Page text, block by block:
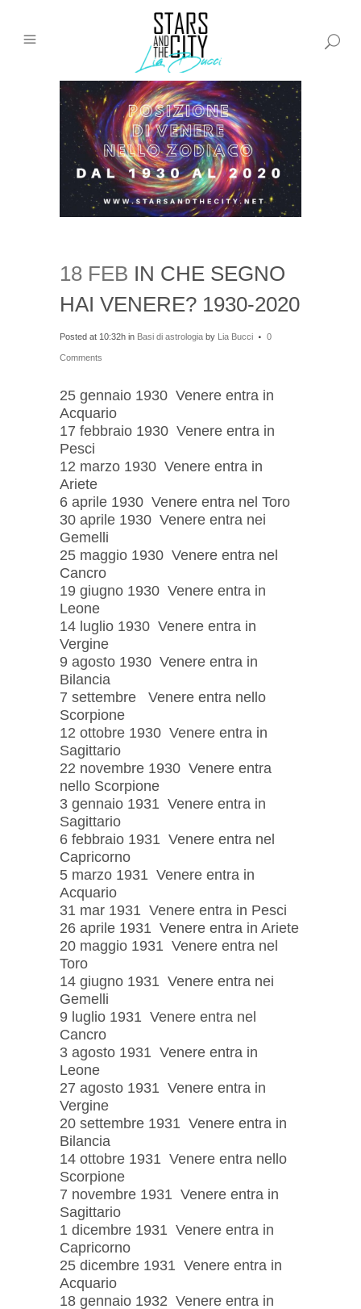
18 FEB IN CHE SEGNO
HAI VENERE? 1930-2020
Posted at 10:32h in Basi di astrologia by Lia Bucci 0
Comments
25 gennaio 1930 Venere entra in
Acquario
17 febbraio 1930 Venere entra in
Pesci
12 marzo 1930 Venere entra in
Ariete
6 aprile 1930 Venere entra nel Toro
30 aprile 1930 Venere entra nei
Gemelli
25 maggio 1930 Venere entra nel
Cancro
19 giugno 1930 Venere entra in
Leone
14 luglio 1930 Venere entra in
Vergine
9 agosto 1930 Venere entra in
Bilancia
7 settembre Venere entra nello
Scorpione
12 ottobre 1930 Venere entra in
Sagittario
22 novembre 1930 Venere entra
nello Scorpione
3 gennaio 1931 Venere entra in
Sagittario
6 febbraio 1931 Venere entra nel
Capricorno
5 marzo 1931 Venere entra in
Acquario
31 mar 1931 Venere entra in Pesci
26 aprile 1931 Venere entra in Ariete
20 maggio 1931 Venere entra nel
Toro
14 giugno 1931 Venere entra nei
Gemelli
9 luglio 1931 Venere entra nel
Cancro
3 agosto 1931 Venere entra in
Leone
27 agosto 1931 Venere entra in
Vergine
20 settembre 1931 Venere entra in
Bilancia
14 ottobre 1931 Venere entra nello
Scorpione
7 novembre 1931 Venere entra in
Sagittario
1 dicembre 1931 Venere entra in
Capricorno
25 dicembre 1931 Venere entra in
Acquario
18 gennaio 1932 Venere entra in